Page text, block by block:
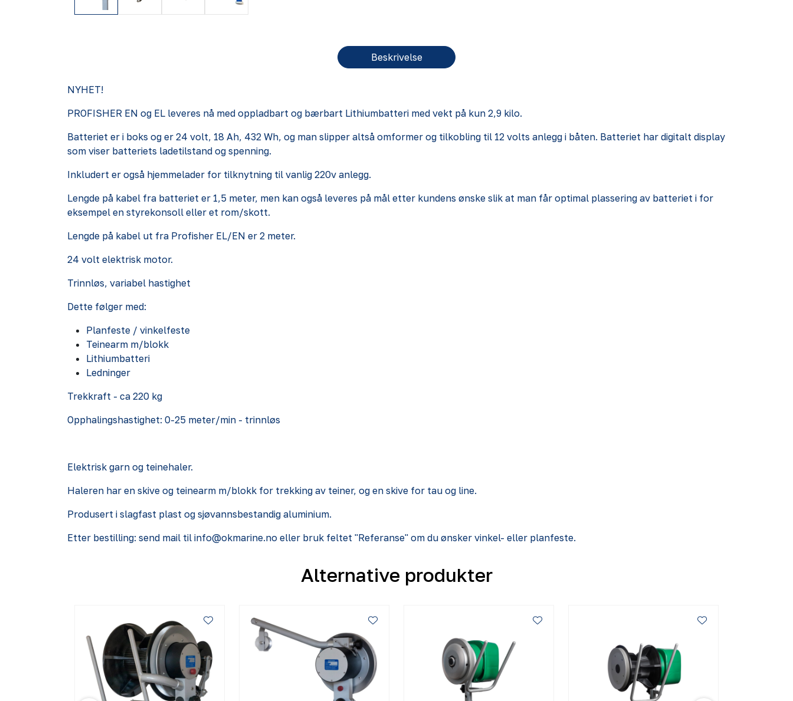
Beskrivelse
NYHET!
PROFISHER EN og EL leveres nå med oppladbart og bærbart Lithiumbatteri med vekt på kun 2,9 kilo.
Batteriet er i boks og er 24 volt, 18 Ah, 432 Wh, og man slipper altså omformer og tilkobling til 12 volts anlegg i båten. Batteriet har digitalt display
som viser batteriets ladetilstand og spenning.
Inkludert er også hjemmelader for tilknytning til vanlig 220v anlegg.
Lengde på kabel fra batteriet er 1,5 meter, men kan også leveres på mål etter kundens ønske slik at man får optimal plassering av batteriet i for
eksempel en styrekonsoll eller et rom/skott.
Lengde på kabel ut fra Profisher EL/EN er 2 meter.
24 volt elektrisk motor.
Trinnløs, variabel hastighet
Dette følger med:
Planfeste / vinkelfeste
Teinearm m/blokk
Lithiumbatteri
Ledninger
Trekkraft - ca 220 kg
Opphalingshastighet: 0-25 meter/min - trinnløs
Elektrisk garn og teinehaler.
Haleren har en skive og teinearm m/blokk for trekking av teiner, og en skive for tau og line.
Produsert i slagfast plast og sjøvannsbestandig aluminium.
Etter bestilling: send mail til info@okmarine.no eller bruk feltet "Referanse" om du ønsker vinkel- eller planfeste.
Alternative produkter